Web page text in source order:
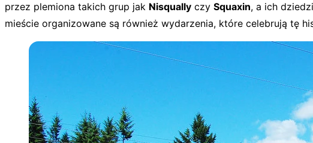
przez plemiona takich grup jak Nisqually czy Squaxin, a ich
mieście organizowane są również wydarzenia, które celebrują tę